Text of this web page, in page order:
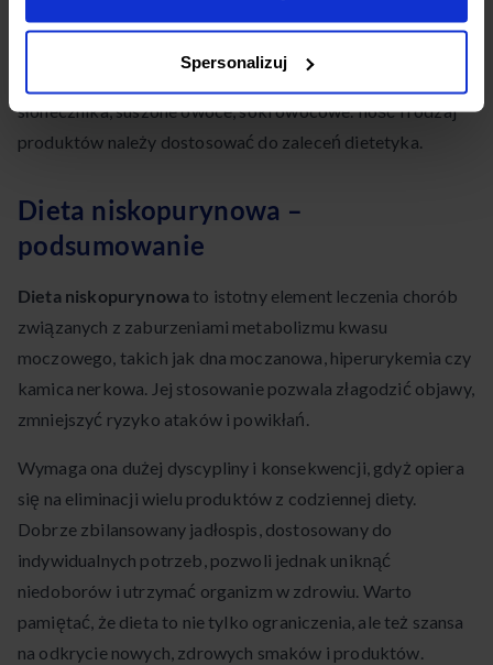
Spersonalizuj
Herbata ziołowa
słonecznika, suszone owoce, soki owocowe. Ilość i rodzaj
produktów należy dostosować do zaleceń dietetyka.
Dieta niskopurynowa –
podsumowanie
Dieta niskopurynowato istotny element leczenia chorób
związanych z zaburzeniami metabolizmu kwasu
moczowego, takich jak dna moczanowa, hiperurykemia czy
kamica nerkowa. Jej stosowanie pozwala złagodzić objawy,
zmniejszyć ryzyko ataków i powikłań.
Wymaga ona dużej dyscypliny i konsekwencji, gdyż opiera
się na eliminacji wielu produktów z codziennej diety.
Dobrze zbilansowany jadłospis, dostosowany do
indywidualnych potrzeb, pozwoli jednak uniknąć
niedoborów i utrzymać organizm w zdrowiu. Warto
pamiętać, że dieta to nie tylko ograniczenia, ale też szansa
na odkrycie nowych, zdrowych smaków i produktów.